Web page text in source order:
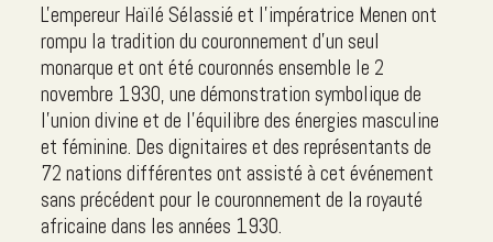
L'empereur Haïlé Sélassié et l'impératrice Menen ont
rompu la tradition du couronnement d'un seul
monarque et ont été couronnés ensemble le 2
novembre 1930, une démonstration symbolique de
l'union divine et de l'équilibre des énergies masculine
et féminine. Des dignitaires et des représentants de
72 nations différentes ont assisté à cet événement
sans précédent pour le couronnement de la royauté
africaine dans les années 1930.